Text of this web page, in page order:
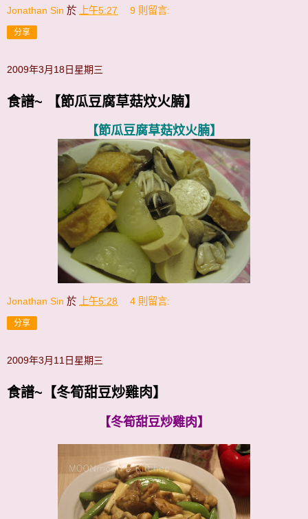
Jonathan Sin 於 上午5:27 9 則留言:
分享
2009年3月18日星期三
食譜~ 【節瓜豆腐草菇炆火腩】
【節瓜豆腐草菇炆火腩】
Jonathan Sin 於 上午5:28 4 則留言:
分享
2009年3月11日星期三
食譜~【冬筍甜豆炒雞肉】
【冬筍甜豆炒雞肉】